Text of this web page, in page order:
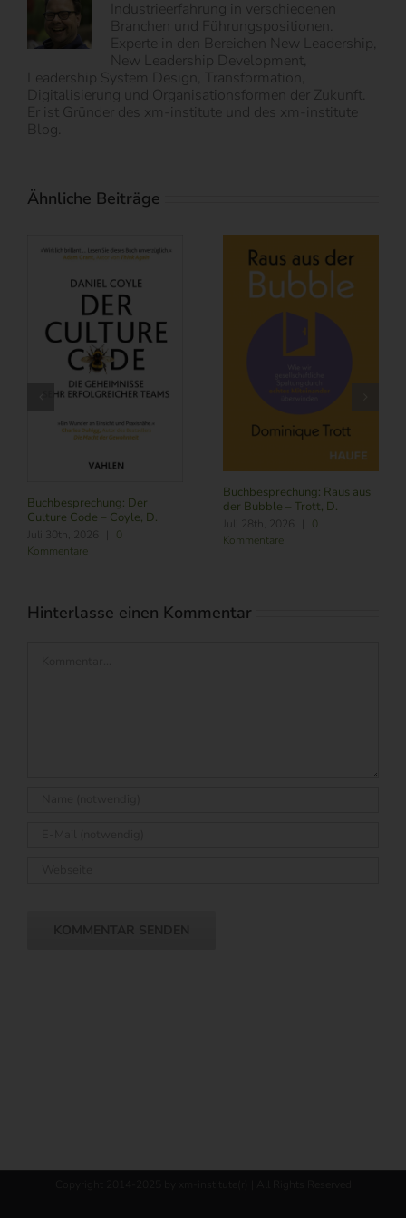
Industrieerfahrung in verschiedenen
Branchen und Führungspositionen.
Experte in den Bereichen New Leadership,
New Leadership Development,
Leadership System Design, Transformation,
Digitalisierung und Organisationsformen der Zukunft.
Er ist Gründer des xm-institute und des xm-institute
Blog.
Ähnliche Beiträge
Buchbesprechung: Der
Culture Code – Coyle, D.
Juli 30th, 2026
0
Kommentare
Buchbesprechung: Raus aus
der Bubble – Trott, D.
Juli 28th, 2026
0
Kommentare
Hinterlasse einen Kommentar